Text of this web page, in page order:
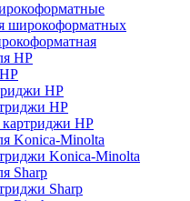
широкоформатных
HP
HP
HP
HP
Konica-Minolta
Konica-Minolta
Sharp
Sharp